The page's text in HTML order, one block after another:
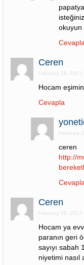
okuyun
Cevapla
Ceren
February 28, 2017
Hocam
Cevapla
February
ceren
http://
Cevapla
Ceren
February 28, 2017
Hocam ya
paranın geri
sayıyı
niyetimi nasıl